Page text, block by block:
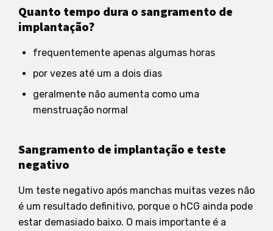
Quanto tempo dura o sangramento de
implantação?
frequentemente apenas algumas horas
por vezes até um a dois dias
geralmente não aumenta como uma
menstruação normal
Sangramento de implantação e teste
negativo
Um teste negativo após manchas muitas vezes não
é um resultado definitivo, porque o hCG ainda pode
estar demasiado baixo. O mais importante é a